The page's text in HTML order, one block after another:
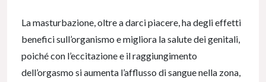
La masturbazione, oltre a darci piacere, ha degli effetti
benefici sull’organismo e migliora la salute dei genitali,
poiché con l’eccitazione e il raggiungimento
dell’orgasmo si aumenta l’afflusso di sangue nella zona,